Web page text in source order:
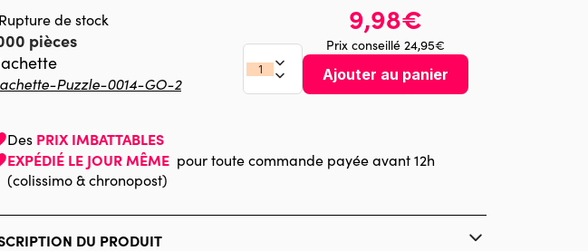
Rupture de stock
pièces
Puzzle-0014-GO-2
9,98€
Prix conseillé 24,95€
Ajouter au panier
Des PRIX IMBATTABLES
EXPÉDIÉ LE JOUR MÊME pour toute commande payée avant 12h
(colissimo & chronopost)
DU PRODUIT